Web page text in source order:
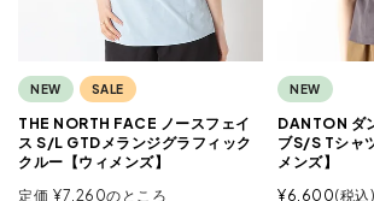
NEW SALE
THE NORTH FACE ノースフェイ
ス S/L GTDメランジグラフィック
クルー【ウィメンズ】
定価 ¥7,260のところ
NEW
DANTON ダ
ブS/S Tシャ
メンズ】
¥6,600 税込